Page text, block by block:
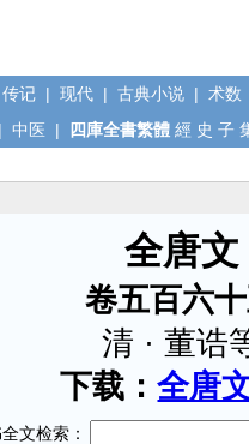
传记 | 现代 | 古典小说 | 术数
中医 | 四庫全書繁體 經 史 子
全唐文
卷五百六
清 · 董诰
下载：全唐
文检索：